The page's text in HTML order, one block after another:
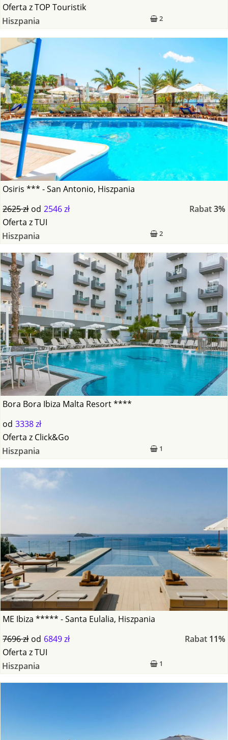
2
Oferta zTOP Touristik
Hiszpania
Osiris *** - San Antonio, Hiszpania
2625 zł od 2546 zł Rabat3%
2
Oferta zTUI
Hiszpania
Bora Bora Ibiza Malta Resort ****
od 3338 zł
1
Oferta z Click&Go
Hiszpania
ME Ibiza ***** - Santa Eulalia, Hiszpania
7696 zł od 6849 zł Rabat 11%
1
Oferta zTUI
Hiszpania